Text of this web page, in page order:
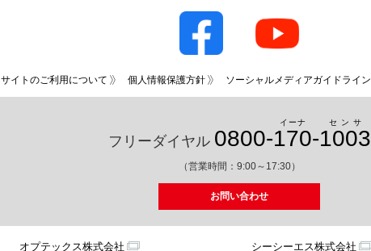
サイトのご利用について 個人情報保護方針 ソーシャルメディアガイドライン
フリーダイヤル 0800-170
イーナ
-1003
センサ
（営業時間：9:00～17:30）
お問い合わせ
オプテックス株式会社 シーシーエス株式会社